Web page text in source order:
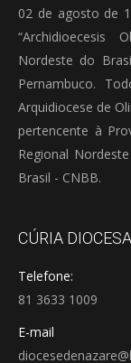
02 de agosto de
“Archidioecesis
Nordeste do
Pernambuco.
Arquidiocese de
pertencente à
Regional
Brasil - CNBB.
CÚRIA
Telefone:
81 3633 1009
E-mail